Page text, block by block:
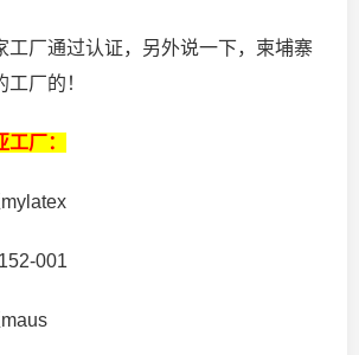
工厂通过认证，另外说一下，柬埔寨
厂的！
厂：
001